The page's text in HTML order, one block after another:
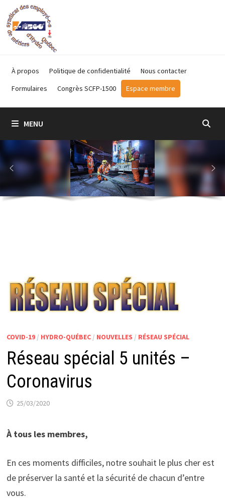
Passer
au
contenu
À propos Politique de confidentialité
Nous contacter
Formulaires
Congrès SCFP-1500 Espace membre
MENU
COVID-19/ HYDRO-QUÉBEC/ NOUVELLES / RÉSEAU SPÉCIAL
Réseau spécial 5 unités –
Coronavirus
25/03/2020
À tous les membres,
En ces moments difficiles, notre souhait le plus cher est
de préserver la santé et la sécurité de chacun d’entre
vous.